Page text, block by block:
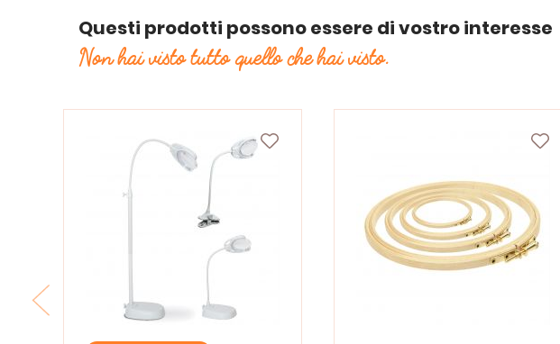
Questi prodotti possono essere di vostro interesse
Non hai visto tutto quello che hai visto.